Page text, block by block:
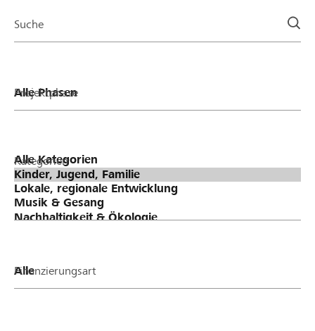
Suche
Projektphase
Kategorien
Finanzierungsart